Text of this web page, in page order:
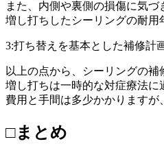
また、内側や裏側の損傷に気づ
増し打ちしたシーリングの耐用
3:打ち替えを基本とした補修計
以上の点から、シーリングの補
増し打ちは一時的な対症療法に
費用と手間は多少かかりますが
□まとめ